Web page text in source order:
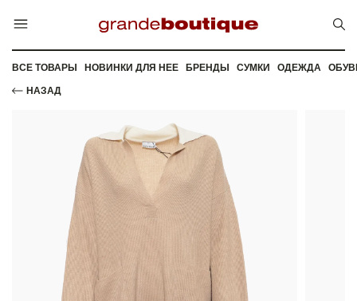
ВСЕ ТОВАРЫ НОВИНКИ ДЛЯ НЕЕ БРЕНДЫ СУМКИ ОДЕЖДА
НАЗАД